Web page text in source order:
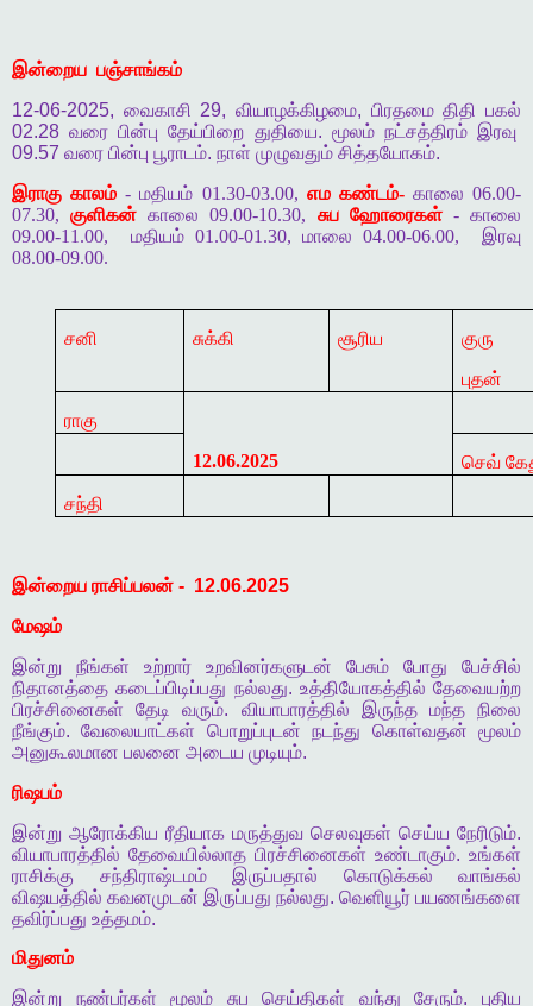
இன்றைய பஞ்சாங்கம்
12-06-2025, வைகாசி 29,வியாழக்கிழமை, பிரதமை திதி பகல்
02.28வரை பின்பு தேய்பிறை துதியை. மூலம் நட்சத்திரம் இரவு
09.57 வரை பின்பு பூராடம். நாள் முழுவதும் சித்தயோகம்.
இராகு காலம் - மதியம் 01.30-03.00, எம கண்டம்-காலை 06.00-
07.30,குளிகன் காலை 09.00-10.30, சுப ஹோரைகள்- காலை
09.00-11.00,
மதியம் 01.00-01.30, மாலை 04.00-06.00,
இரவு
08.00-09.00.
சனி சுக்கி சூரிய
குரு
புதன்
ராகு
12.06.2025
செவ்
சந்தி
இன்றைய ராசிப்பலன் - 12.06.2025
மேஷம்
இன்று
நீங்கள் உற்றார் உறவினர்களுடன் பேசும் போது
பேச்சில்
நிதானத்தை கடைப்பிடிப்பது நல்லது. உத்தியோகத்தில் தேவையற்ற
பிரச்சினைகள்
தேடி வரும். வியாபாரத்தில் இருந்த மந்த நிலை
நீங்கும்.வேலையாட்கள் பொறுப்புடன் நடந்து கொள்வதன் மூலம்
அனுகூலமான பலனை அடைய முடியும்.
ரிஷபம்
இன்று ஆரோக்கிய ரீதியாக மருத்துவ செலவுகள் செய்ய நேரிடும்.
வியாபாரத்தில் தேவையில்லாத பிரச்சினைகள் உண்டாகும். உங்கள்
ராசிக்கு
சந்திராஷ்டமம் இருப்பதால் கொடுக்கல்
வாங்கல்
விஷயத்தில் கவனமுடன் இருப்பது நல்லது. வெளியூர் பயணங்களை
தவிர்ப்பது உத்தமம்.
மிதுனம்
இன்று
நண்பர்கள் மூலம் சுப செய்திகள் வந்து சேரும்.புதிய